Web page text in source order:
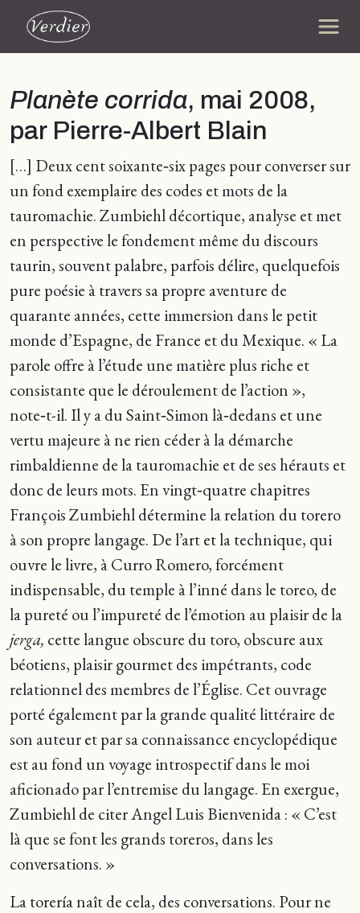
Planète corrida, mai 2008,
par Pierre-Albert Blain
[…] Deux cent soixante‑six pages pour converser sur
un fond exemplaire des codes et mots de la
tauromachie. Zumbiehl décortique, analyse et met
en perspective le fondement même du discours
taurin, souvent palabre, parfois délire, quelquefois
pure poésie à travers sa propre aventure de
quarante années, cette immersion dans le petit
monde d’Espagne, de France et du Mexique. « La
parole offre à l’étude une matière plus riche et
consistante que le déroulement de l’action »,
note‑t-il. Il y a du Saint‑Simon là‑dedans et une
vertu majeure à ne rien céder à la démarche
rimbaldienne de la tauromachie et de ses hérauts et
donc de leurs mots. En vingt‑quatre chapitres
François Zumbiehl détermine la relation du torero
à son propre langage. De l’art et la technique, qui
ouvre le livre, à Curro Romero, forcément
indispensable, du temple à l’inné dans le toreo, de
la pureté ou l’impureté de l’émotion au plaisir de la
jerga, cette langue obscure du toro, obscure aux
béotiens, plaisir gourmet des impétrants, code
relationnel des membres de l’Église. Cet ouvrage
porté également par la grande qualité littéraire de
son auteur et par sa connaissance encyclopédique
est au fond un voyage introspectif dans le moi
aficionado par l’entremise du langage. En exergue,
Zumbiehl de citer Angel Luis Bienvenida : « C’est
là que se font les grands toreros, dans les
conversations. »
La torería naît de cela, des conversations. Pour ne